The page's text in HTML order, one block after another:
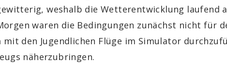
weshalb die Wetterentwicklung laufend
waren die Bedingungen zunächst nicht für
den Jugendlichen Flüge im Simulator
näherzubringen.